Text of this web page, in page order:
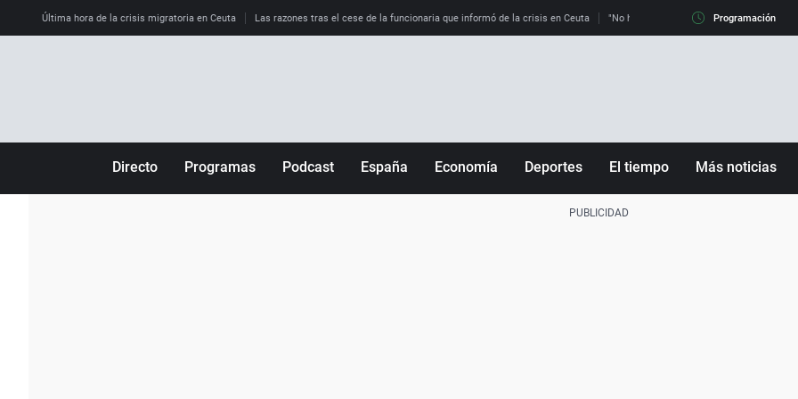
Última hora de la crisis migratoria en Ceuta Las razones tras el cese de la funcionaria que informó de la crisis en Ceuta "No hay mafias, que no nos engañen":
Programación
Directo Programas Podcast España Economía Deportes El tiempo Más noticias